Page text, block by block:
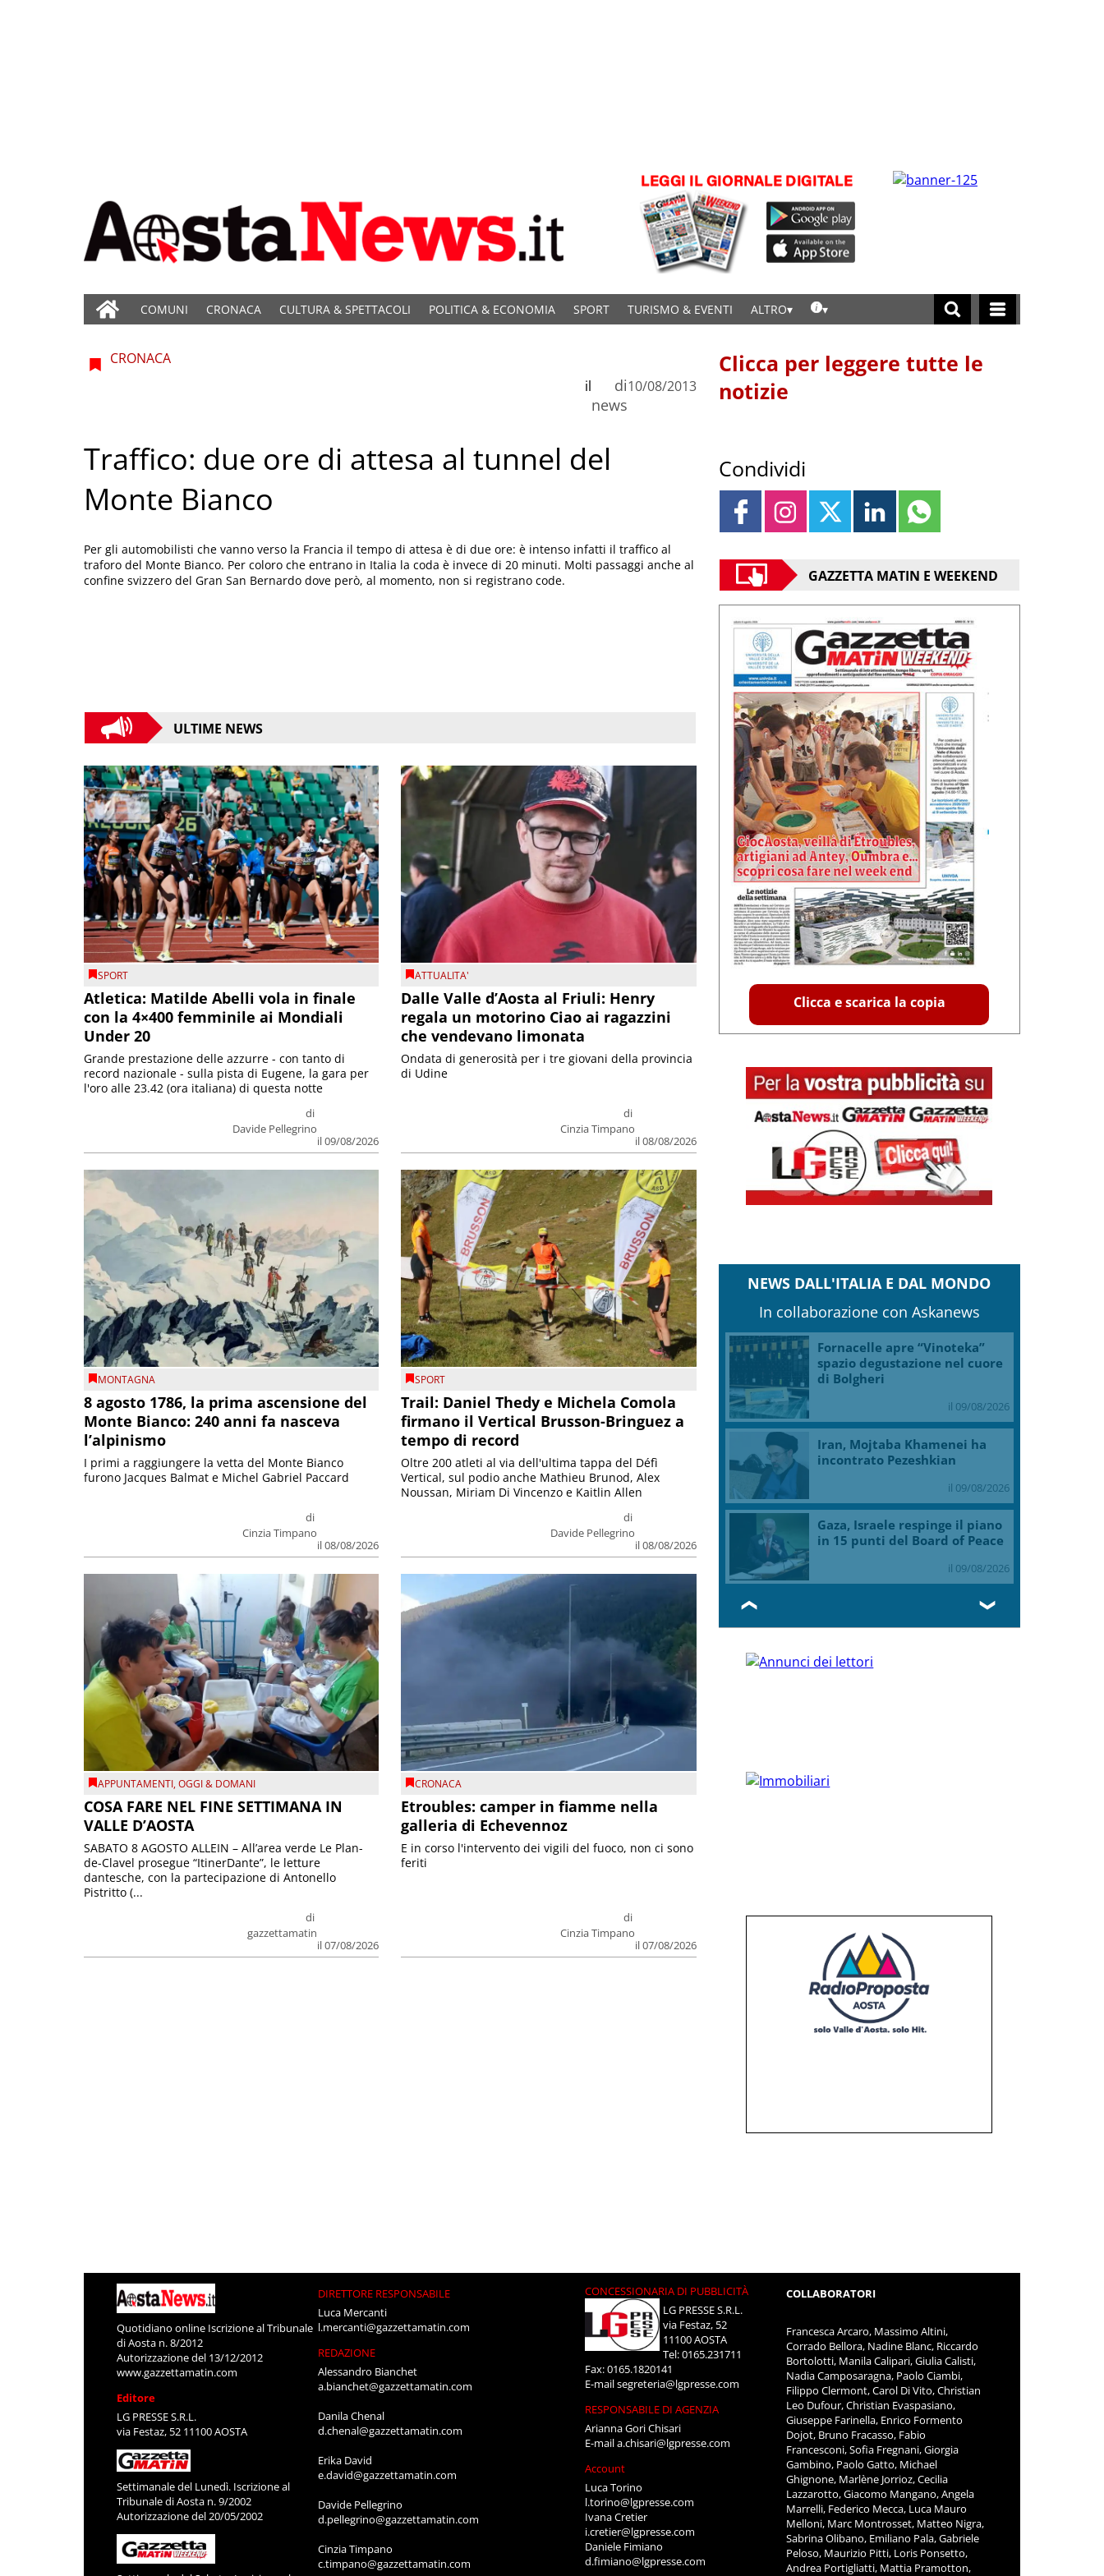
COMUNI CRONACA CULTURA & SPETTACOLI POLITICA & ECONOMIA SPORT TURISMO & EVENTI ALTRO
CRONACA
di
news
il 10/08/2013
Traffico: due ore di attesa al tunnel del
Monte Bianco
Per gli automobilisti che vanno verso la Francia il tempo di attesa è di due ore: è intenso infatti il traffico al
traforo del Monte Bianco. Per coloro che entrano in Italia la coda è invece di 20 minuti. Molti passaggi anche al
confine svizzero del Gran San Bernardo dove però, al momento, non si registrano code.
ULTIME NEWS
SPORT
Atletica: Matilde Abelli vola in finale
con la 4×400 femminile ai Mondiali
Under 20
di
Davide Pellegrino
il 09/08/2026
Grande prestazione delle azzurre - con tanto di
record nazionale - sulla pista di Eugene, la gara per
l'oro alle 23.42 (ora italiana) di questa notte
ATTUALITA'
Dalle Valle d’Aosta al Friuli: Henry
regala un motorino Ciao ai ragazzini
che vendevano limonata
di
Cinzia Timpano
il 08/08/2026
Ondata di generosità per i tre giovani della provincia
di Udine
MONTAGNA
8 agosto 1786, la prima ascensione del
Monte Bianco: 240 anni fa nasceva
l’alpinismo
di
Cinzia Timpano
il 08/08/2026
I primi a raggiungere la vetta del Monte Bianco
furono Jacques Balmat e Michel Gabriel Paccard
SPORT
Trail: Daniel Thedy e Michela Comola
firmano il Vertical Brusson-Bringuez a
tempo di record
di
Davide Pellegrino
il 08/08/2026
Oltre 200 atleti al via dell'ultima tappa del Défì
Vertical, sul podio anche Mathieu Brunod, Alex
Noussan, Miriam Di Vincenzo e Kaitlin Allen
APPUNTAMENTI,OGGI & DOMANI
COSA FARE NEL FINE SETTIMANA IN
VALLE D’AOSTA
di
gazzettamatin
il 07/08/2026
SABATO 8 AGOSTO ALLEIN – All’area verde Le Plan-
de-Clavel prosegue “ItinerDante”, le letture
dantesche, con la partecipazione di Antonello
Pistritto (...
CRONACA
Etroubles: camper in fiamme nella
galleria di Echevennoz
di
Cinzia Timpano
il 07/08/2026
E in corso l'intervento dei vigili del fuoco, non ci sono
feriti
Clicca per leggere tutte le
notizie
Condividi
GAZZETTA MATIN E WEEKEND
Clicca e scarica la copia
NEWS DALL'ITALIA E DAL MONDO
In collaborazione con Askanews
Fornacelle apre “Vinoteka”
spazio degustazione nel cuore
di Bolgheri
il 09/08/2026
Iran, Mojtaba Khamenei ha
incontrato Pezeshkian
il 09/08/2026
Gaza, Israele respinge il piano
in 15 punti del Board of Peace
il 09/08/2026
❮ ❯
Quotidiano online Iscrizione al Tribunale
di Aosta n. 8/2012
Autorizzazione del 13/12/2012
www.gazzettamatin.com
Editore
LG PRESSE S.R.L.
via Festaz, 52 11100 AOSTA
Settimanale del Lunedì. Iscrizione al
Tribunale di Aosta n. 9/2002
Autorizzazione del 20/05/2002
DIRETTORE RESPONSABILE
Luca Mercanti
l.mercanti@gazzettamatin.com
REDAZIONE
Alessandro Bianchet
a.bianchet@gazzettamatin.com
Danila Chenal
d.chenal@gazzettamatin.com
Erika David
e.david@gazzettamatin.com
Davide Pellegrino
d.pellegrino@gazzettamatin.com
Cinzia Timpano
c.timpano@gazzettamatin.com
CONCESSIONARIA DI PUBBLICITÀ
LG PRESSE S.R.L.
via Festaz, 52
11100 AOSTA
Tel: 0165.231711
Fax: 0165.1820141
E-mailsegreteria@lgpresse.com
RESPONSABILE DI AGENZIA
Arianna Gori Chisari
E-maila.chisari@lgpresse.com
Account
Luca Torino
l.torino@lgpresse.com
Ivana Cretier
i.cretier@lgpresse.com
Daniele Fimiano
d.fimiano@lgpresse.com
COLLABORATORI
Francesca Arcaro, Massimo Altini,
Corrado Bellora, Nadine Blanc, Riccardo
Bortolotti, Manila Calipari, Giulia Calisti,
Nadia Camposaragna, Paolo Ciambi,
Filippo Clermont, Carol Di Vito, Christian
Leo Dufour, Christian Evaspasiano,
Giuseppe Farinella, Enrico Formento
Dojot, Bruno Fracasso, Fabio
Francesconi, Sofia Fregnani, Giorgia
Gambino, Paolo Gatto, Michael
Ghignone, Marlène Jorrioz, Cecilia
Lazzarotto, Giacomo Mangano, Angela
Marrelli, Federico Mecca, Luca Mauro
Melloni, Marc Montrosset, Matteo Nigra,
Sabrina Olibano, Emiliano Pala, Gabriele
Peloso, Maurizio Pitti, Loris Ponsetto,
Andrea Portigliatti, Mattia Pramotton,